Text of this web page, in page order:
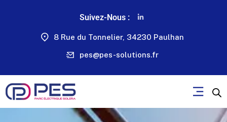
Suivez-Nous :
8 Rue du Tonnelier, 34230 Paulhan
pes@pes-solutions.fr